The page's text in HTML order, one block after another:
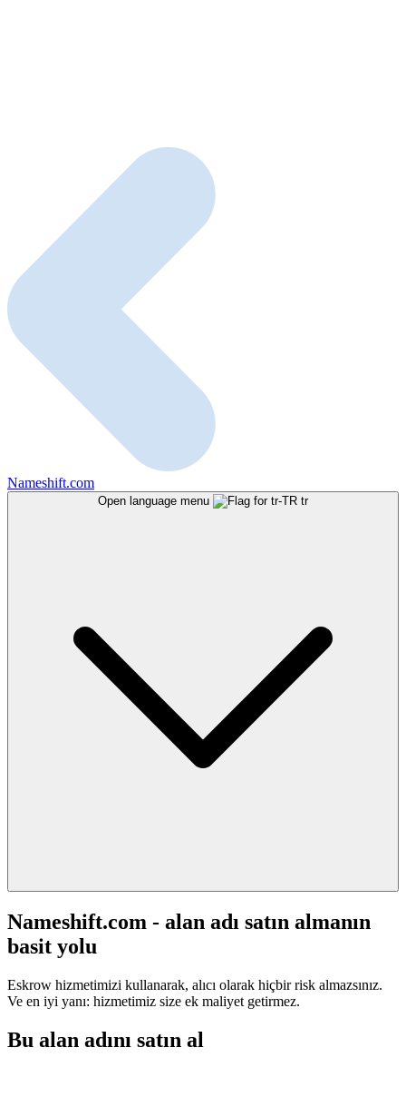
Nameshift.com
Open language menu tr
Nameshift.com - alan adı satın almanın
basit yolu
Eskrow hizmetimizi kullanarak, alıcı olarak hiçbir risk almazsınız.
Ve en iyi yanı: hizmetimiz size ek maliyet getirmez.
Bu alan adını satın al